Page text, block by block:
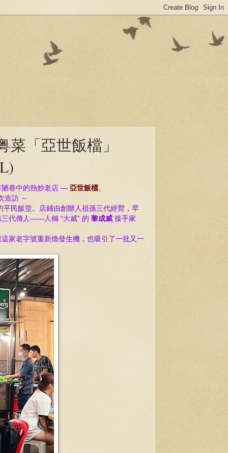
「亞世飯檔」
陋巷中的熱炒老店 — 亞世飯檔。
造訪 ～
民飯堂。
店鋪由創辦人祖孫三代經營，早
三代傳人——人稱 “大威” 的 黎成威 接手家
家老字號重新煥發生機，也吸引了一批又一